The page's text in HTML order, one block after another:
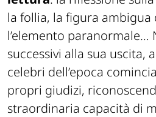
la follia, la figura ambigua
l’elemento paranormale…
successivi alla sua uscita,
celebri dell’epoca
propri giudizi,
straordinaria capacità di